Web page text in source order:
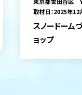
取材日：2025年
スノードーム
ョップ